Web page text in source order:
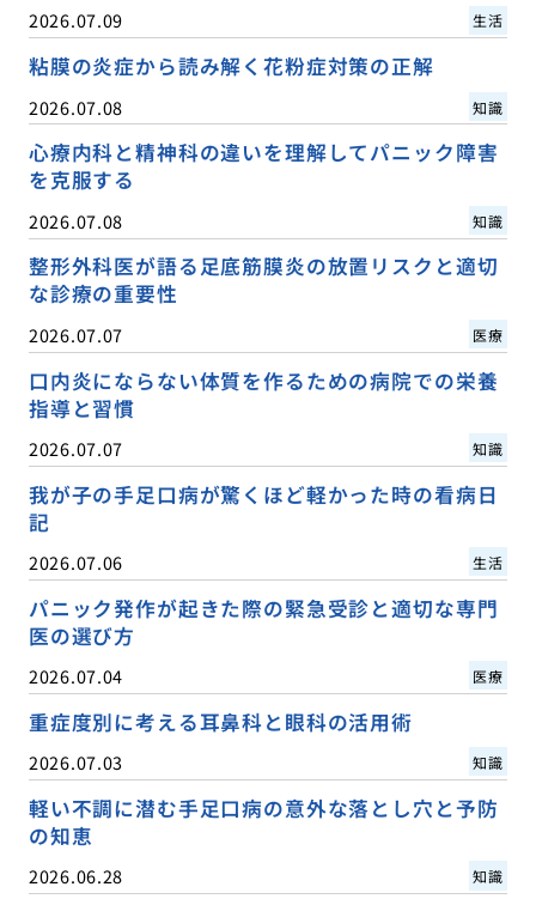
2026.07.09 生活
粘膜の炎症から読み解く花粉症対策の正解
2026.07.08 知識
心療内科と精神科の違いを理解してパニック障害
を克服する
2026.07.08 知識
整形外科医が語る足底筋膜炎の放置リスクと適切
な診療の重要性
2026.07.07 医療
口内炎にならない体質を作るための病院での栄養
指導と習慣
2026.07.07 知識
我が子の手足口病が驚くほど軽かった時の看病日
記
2026.07.06 生活
パニック発作が起きた際の緊急受診と適切な専門
医の選び方
2026.07.04 医療
重症度別に考える耳鼻科と眼科の活用術
2026.07.03 知識
軽い不調に潜む手足口病の意外な落とし穴と予防
の知恵
2026.06.28 知識